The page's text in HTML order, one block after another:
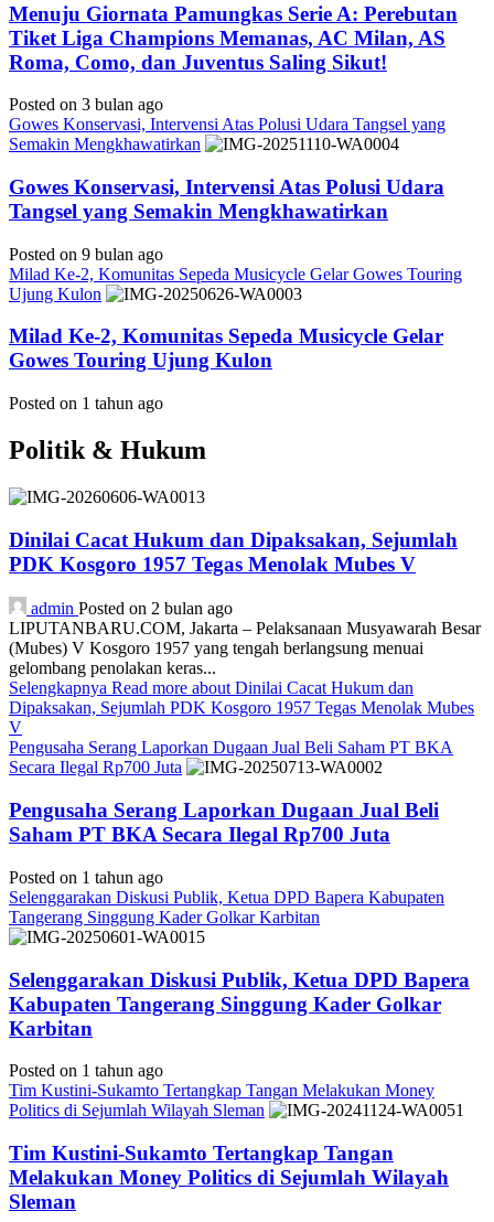
Menuju Giornata Pamungkas Serie A: Perebutan
Tiket Liga Champions Memanas, AC Milan, AS
Roma, Como, dan Juventus Saling Sikut!
Posted on 3 bulan ago
Gowes Konservasi, Intervensi Atas Polusi Udara Tangsel yang
Semakin Mengkhawatirkan
Gowes Konservasi, Intervensi Atas Polusi Udara
Tangsel yang Semakin Mengkhawatirkan
Posted on 9 bulan ago
Milad Ke-2, Komunitas Sepeda Musicycle Gelar Gowes Touring
Ujung Kulon
Milad Ke-2, Komunitas Sepeda Musicycle Gelar
Gowes Touring Ujung Kulon
Posted on 1 tahun ago
Politik & Hukum
Dinilai Cacat Hukum dan Dipaksakan, Sejumlah
PDK Kosgoro 1957 Tegas Menolak Mubes V
admin Posted on 2 bulan ago
LIPUTANBARU.COM, Jakarta – Pelaksanaan Musyawarah Besar
(Mubes) V Kosgoro 1957 yang tengah berlangsung menuai
gelombang penolakan keras...
Selengkapnya Read more about Dinilai Cacat Hukum dan
Dipaksakan, Sejumlah PDK Kosgoro 1957 Tegas Menolak Mubes
V
Pengusaha Serang Laporkan Dugaan Jual Beli Saham PT BKA
Secara Ilegal Rp700 Juta
Pengusaha Serang Laporkan Dugaan Jual Beli
Saham PT BKA Secara Ilegal Rp700 Juta
Posted on 1 tahun ago
Selenggarakan Diskusi Publik, Ketua DPD Bapera Kabupaten
Tangerang Singgung Kader Golkar Karbitan
Selenggarakan Diskusi Publik, Ketua DPD Bapera
Kabupaten Tangerang Singgung Kader Golkar
Karbitan
Posted on 1 tahun ago
Tim Kustini-Sukamto Tertangkap Tangan Melakukan Money
Politics di Sejumlah Wilayah Sleman
Tim Kustini-Sukamto Tertangkap Tangan
Melakukan Money Politics di Sejumlah Wilayah
Sleman